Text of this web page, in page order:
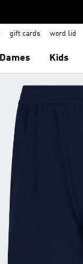
gift cards word lid
Dames Kids